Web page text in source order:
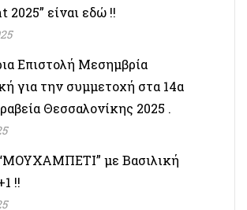
είναι εδώ !!
Επιστολή Μεσημβρία
για την συμμετοχή στα 14α
Θεσσαλονίκης 2025 .
με Βασιλική
!!